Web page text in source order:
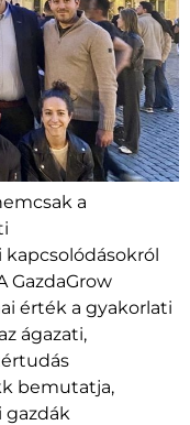
a
GazdaGrow
érték a gyakorlati
ágazati,
bemutatja,
gazdák